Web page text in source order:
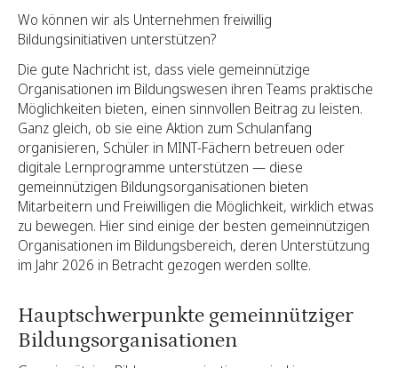
Wo können wir als Unternehmen freiwillig
Bildungsinitiativen unterstützen?
Die gute Nachricht ist, dass viele gemeinnützige
Organisationen im Bildungswesen ihren Teams praktische
Möglichkeiten bieten, einen sinnvollen Beitrag zu leisten.
Ganz gleich, ob sie eine Aktion zum Schulanfang
organisieren, Schüler in MINT-Fächern betreuen oder
digitale Lernprogramme unterstützen — diese
gemeinnützigen Bildungsorganisationen bieten
Mitarbeitern und Freiwilligen die Möglichkeit, wirklich etwas
zu bewegen. Hier sind einige der besten gemeinnützigen
Organisationen im Bildungsbereich, deren Unterstützung
im Jahr 2026 in Betracht gezogen werden sollte.
Hauptschwerpunkte gemeinnütziger
Bildungsorganisationen